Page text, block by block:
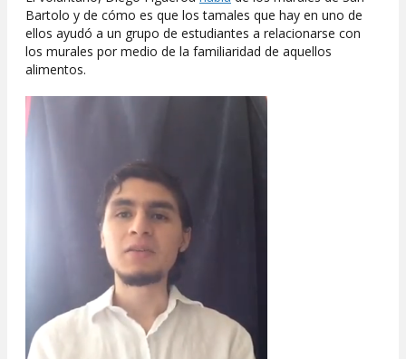
Bartolo y de cómo es que los tamales que hay en uno de
ellos ayudó a un grupo de estudiantes a relacionarse con
los murales por medio de la familiaridad de aquellos
alimentos.